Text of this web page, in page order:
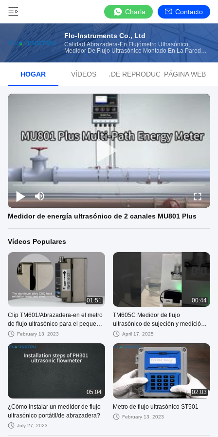
Charla Contacto
Flo-Instruments Co., Ltd
Calidad Abrazadera-En Flujómetro Ultrasónico,
Medidor De Flujo Ultrasónico Montado En La Pared
HOGAR VÍDEOSLISTA DE REPRODUCCIÓNPÁGINA WEB
Medidor de energía ultrasónico de 2 canales MU801 Plus
Vídeos Populares
01:51
Clip TM601/Abrazadera-en el metro
de flujo ultrasónico para el pequeño
tamaño del tubo
February 13, 2023
00:44
TM605C Medidor de flujo
ultrasónico de sujeción y medición
del tamaño del tubo pequeño
April 17, 2025
05:04
¿Cómo instalar un medidor de flujo
ultrasónico portátil/de abrazadera?
July 27, 2023
02:03
Metro de flujo ultrasónico ST501
February 13, 2023